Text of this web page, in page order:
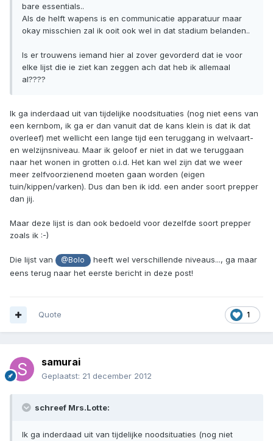
bare essentials..
Als de helft wapens is en communicatie apparatuur maar
okay misschien zal ik ooit ook wel in dat stadium belanden..
Is er trouwens iemand hier al zover gevorderd dat ie voor
elke lijst die ie ziet kan zeggen ach dat heb ik allemaal
al????
Ik ga inderdaad uit van tijdelijke noodsituaties (nog niet eens van
een kernbom, ik ga er dan vanuit dat de kans klein is dat ik dat
overleef) met wellicht een lange tijd een teruggang in welvaart-
en welzijnsniveau. Maar ik geloof er niet in dat we teruggaan
naar het wonen in grotten o.i.d. Het kan wel zijn dat we weer
meer zelfvoorzienend moeten gaan worden (eigen
tuin/kippen/varken). Dus dan ben ik idd. een ander soort prepper
dan jij.
Maar deze lijst is dan ook bedoeld voor dezelfde soort prepper
zoals ik :-)
Die lijst van @Bolo
heeft wel verschillende niveaus..., ga maar
eens terug naar het eerste bericht in deze post!
1
Quote
samurai
Geplaatst: 21 december 2012
schreef Mrs.Lotte:
Ik ga inderdaad uit van tijdelijke noodsituaties (nog niet